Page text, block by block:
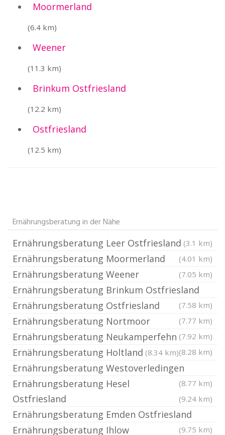
Moormerland
(6.4 km)
Weener
(11.3 km)
Brinkum Ostfriesland
(12.2 km)
Ostfriesland
(12.5 km)
Ernährungsberatung in der Nähe
Ernährungsberatung Leer Ostfriesland (3.1 km)
Ernährungsberatung Moormerland (4.01 km)
Ernährungsberatung Weener (7.05 km)
Ernährungsberatung Brinkum Ostfriesland
(7.58 km)
Ernährungsberatung Ostfriesland
(7.77 km)
Ernährungsberatung Nortmoor
(7.92 km)
Ernährungsberatung Neukamperfehn
(8.28 km)
Ernährungsberatung Holtland (8.34 km)
Ernährungsberatung Westoverledingen
(8.77 km)
Ernährungsberatung Hesel
Ostfriesland
(9.24 km)
Ernährungsberatung Emden Ostfriesland
(9.75 km)
Ernährungsberatung Ihlow